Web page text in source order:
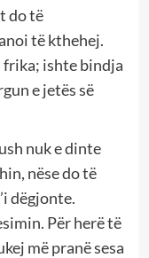
do të
të kthehej.
frika; ishte bindja
e jetës së
nuk e dinte
nëse do të
dëgjonte.
Për herë të
më pranë sesa